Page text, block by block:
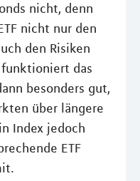
nicht, denn
nicht nur den
den Risiken
das
besonders gut,
über längere
Index jedoch
ETF